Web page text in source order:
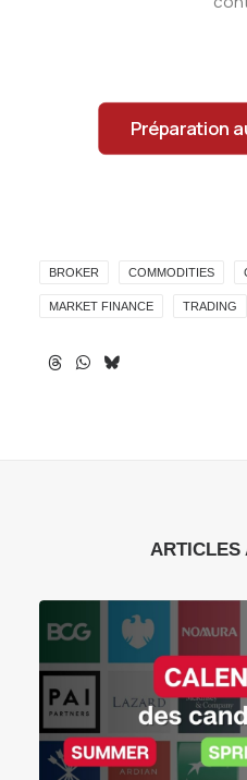
Préparation
BROKER COMMODITIES
MARKET FINANCE TRADING
ARTICLES